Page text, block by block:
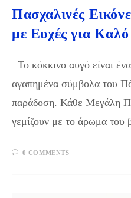
Πασχαλινές
με Ευχές για
Το κόκκινο αυγό είναι
αγαπημένα σύμβολα του
παράδοση. Κάθε Μεγάλη
γεμίζουν με το άρωμα του
0 COMMENTS